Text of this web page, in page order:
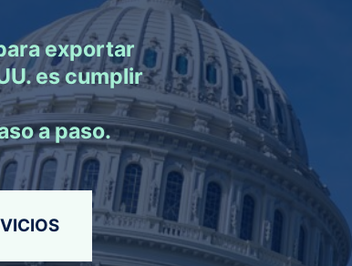
exportar
es cumplir
a paso.